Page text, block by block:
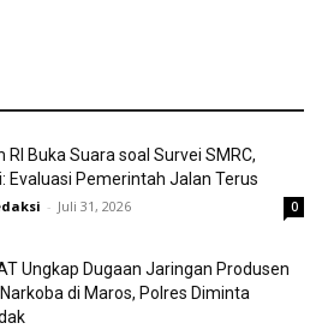
RI Buka Suara soal Survei SMRC,
Evaluasi Pemerintah Jalan Terus
- Juli 31, 2026 0
Ungkap Dugaan Jaringan Produsen
di Maros, Polres Diminta